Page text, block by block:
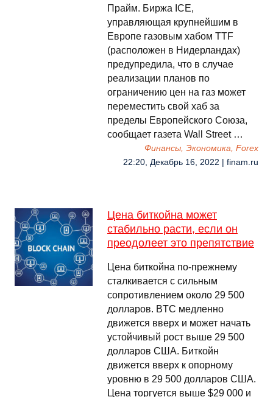
Прайм. Биржа ICE,
управляющая крупнейшим в
Европе газовым хабом TTF
(расположен в Нидерландах)
предупредила, что в случае
реализации планов по
ограничению цен на газ может
переместить свой хаб за
пределы Европейского Союза,
сообщает газета Wall Street …
Финансы, Экономика, Forex
22:20, Декабрь 16, 2022 | finam.ru
Цена биткойна может
стабильно расти, если он
преодолеет это препятствие
Цена биткойна по-прежнему
сталкивается с сильным
сопротивлением около 29 500
долларов. BTC медленно
движется вверх и может начать
устойчивый рост выше 29 500
долларов США. Биткойн
движется вверх к опорному
уровню в 29 500 долларов США.
Цена торгуется выше $29 000 и